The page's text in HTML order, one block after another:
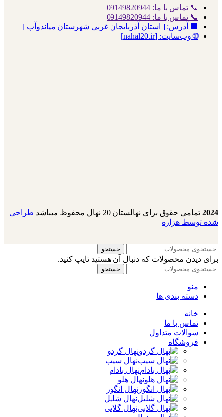
📞 تماس با ما: 09149820944
📞 تماس با ما: 09149820944
🏢 آدرس: [ استان آذربایجان غربی شهرستان میاندوآب ]
🌐 وب‌سایت: [nahal20.ir]
2024 تمامی حقوق برای نهالستان 20 نهال محفوظ میباشد
طراحی
شده توسط هزاره
جستجو
برای دیدن محصولات که دنبال آن هستید تایپ کنید.
جستجو
منو
دسته بندی ها
خانه
تماس با ما
سوالات متداول
فروشگاه
نهال گردو
نهال سیب
نهال بادام
نهال هلو
نهال انگور
نهال شلیل
نهال گلابی